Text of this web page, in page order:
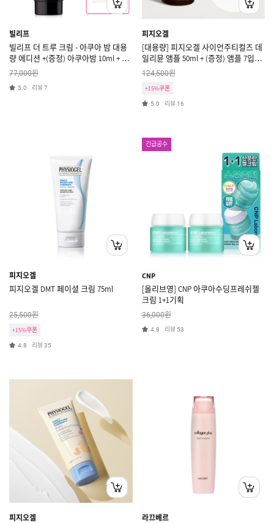
빌리프
빌리프 더 트루 크림 - 아쿠아 밤 대용
량 에디션 +(증정) 아쿠아밤 10ml + 프
로즌크림 3ml * 5개
77,000원
5.0 리뷰7
피지오겔
[대용량] 피지오겔 사이언주티컬즈 데
일리뮨 앰플 50ml + (증정) 앰플 7입키
트
124,500원
+15%쿠폰
5.0 리뷰 16
피지오겔
피지오겔 DMT 페이셜 크림 75ml
25,500원
+15%쿠폰
4.8 리뷰35
긴급공수
CNP
[올리브영] CNP 아쿠아수딩프레쉬젤
크림 1+1기획
36,000원
4.8 리뷰 53
피지오겔 라끄베르